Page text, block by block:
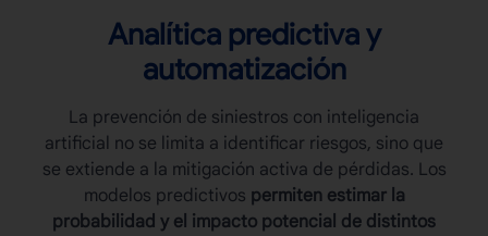
Analítica predictiva y
automatización
La prevención de siniestros con inteligencia
artificial no se limita a identificar riesgos, sino que
se extiende a la mitigación activa de pérdidas. Los
modelos predictivos permiten estimar la
probabilidad y el impacto potencial de distintos